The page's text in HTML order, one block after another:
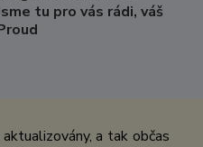
tu pro vás rádi, váš
a tak občas